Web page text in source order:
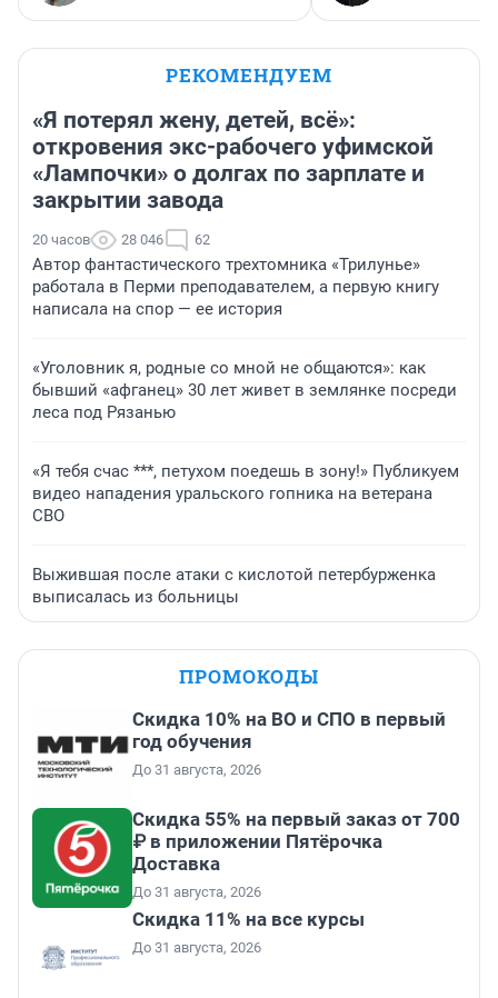
РЕКОМЕНДУЕМ
«Я потерял жену, детей, всё»:
откровения экс-рабочего уфимской
«Лампочки» о долгах по зарплате и
закрытии завода
20 часов 28 046 62
Автор фантастического трехтомника «Трилунье»
работала в Перми преподавателем, а первую книгу
написала на спор — ее история
«Уголовник я, родные со мной не общаются»: как
бывший «афганец» 30 лет живет в землянке посреди
леса под Рязанью
«Я тебя счас ***, петухом поедешь в зону!» Публикуем
видео нападения уральского гопника на ветерана
СВО
Выжившая после атаки с кислотой петербурженка
выписалась из больницы
ПРОМОКОДЫ
Скидка 10% на ВО и СПО в первый
год обучения
До 31 августа, 2026
Скидка 55% на первый заказ от 700
₽ в приложении Пятёрочка
Доставка
До 31 августа, 2026
Скидка 11% на все курсы
До 31 августа, 2026